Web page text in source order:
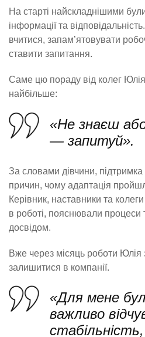
На старті найскладнішими
інформації та
вчитися, запам’ятовувати
ставити запитання.
Саме цю пораду від колег
найбільше:
«Не знаєш
— запитуй».
За словами дівчини,
причин, чому адаптація
Керівник, наставники та
в роботі, пояснювали процеси
досвідом.
Вже через місяць роботи Юлія
залишитися в компанії.
«Для мене
важливо
стабільність,